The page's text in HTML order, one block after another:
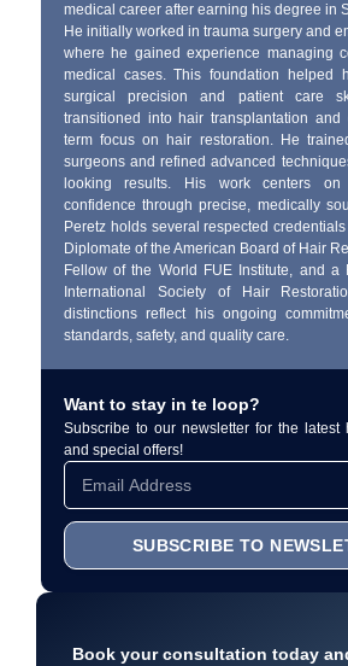
medical career after earning his degree in
He initially worked in trauma surgery and
where he gained experience managing
medical cases. This foundation helped
surgical precision and patient care
transitioned into hair transplantation
term focus on hair restoration. He
surgeons and refined advanced
looking results. His work centers on
confidence through precise, medically
Peretz holds several respected
Diplomate of the American Board of Hair
Fellow of the World FUE Institute, and a
International Society of Hair
distinctions reflect his ongoing
standards, safety, and quality care.
Want to stay in te loop?
Subscribe to our newsletter for the latest
and special offers!
SUBSCRIBE TO
Book your consultation today